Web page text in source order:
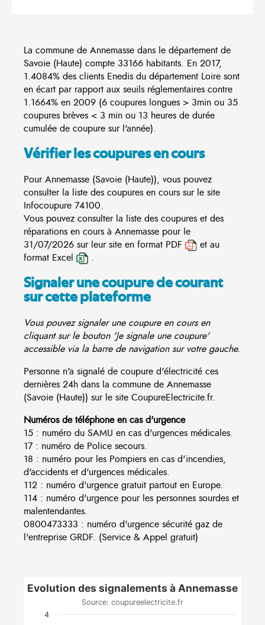
La commune de Annemasse dans le département de
Savoie (Haute) compte 33166 habitants. En 2017,
1.4084% des clients Enedis du département Loire sont
en écart par rapport aux seuils réglementaires contre
1.1664% en 2009 (6 coupures longues > 3min ou 35
coupures brèves < 3 min ou 13 heures de durée
cumulée de coupure sur l'année).
Vérifier les coupures en cours
Pour Annemasse (Savoie (Haute)), vous pouvez
consulter la liste des coupures en cours sur le site
Infocoupure 74100.
Vous pouvez consulter la liste des coupures et des
réparations en cours à Annemasse pour le
31/07/2026 sur leur site en format PDF
et au
format Excel
.
Signaler une coupure de courant
sur cette plateforme
Vous pouvez signaler une coupure en cours en
cliquant sur le bouton 'Je signale une coupure'
accessible via la barre de navigation sur votre gauche.
Personne n'a signalé de coupure d'électricité ces
dernières 24h dans la commune de Annemasse
(Savoie (Haute)) sur le site CoupureElectricite.fr.
Numéros de téléphone en cas d'urgence
15 : numéro du SAMU en cas d'urgences médicales.
17 : numéro de Police secours.
18 : numéro pour les Pompiers en cas d'incendies,
d'accidents et d'urgences médicales.
112 : numéro d'urgence gratuit partout en Europe.
114 : numéro d'urgence pour les personnes sourdes et
malentendantes.
0800473333 : numéro d'urgence sécurité gaz de
l'entreprise GRDF. (Service & Appel gratuit)
Evolution des signalements à Annemasse
Source: coupureelectricite.fr
4